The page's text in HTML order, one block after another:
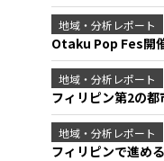
地域・分析レポート
Otaku Pop Fes開
地域・分析レポート
フィリピン第2の
地域・分析レポート
フィリピンで進め